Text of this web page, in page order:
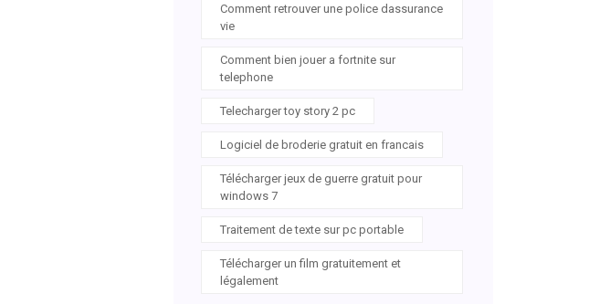
Comment retrouver une police dassurance
vie
Comment bien jouer a fortnite sur
telephone
Telecharger toy story 2 pc
Logiciel de broderie gratuit en francais
Télécharger jeux de guerre gratuit pour
windows 7
Traitement de texte sur pc portable
Télécharger un film gratuitement et
légalement